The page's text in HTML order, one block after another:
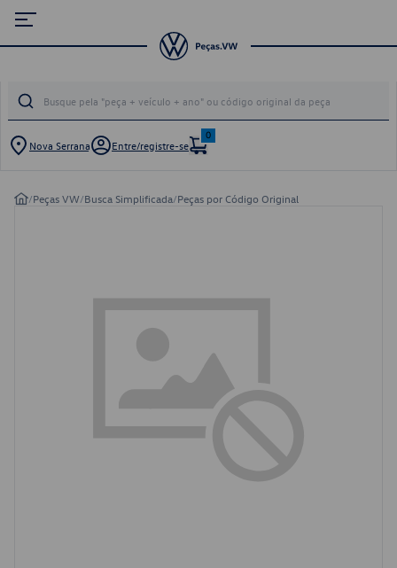
Nova Serrana Entre/registre-se
0
/Peças VW/Busca Simplificada/Peças por Código Original